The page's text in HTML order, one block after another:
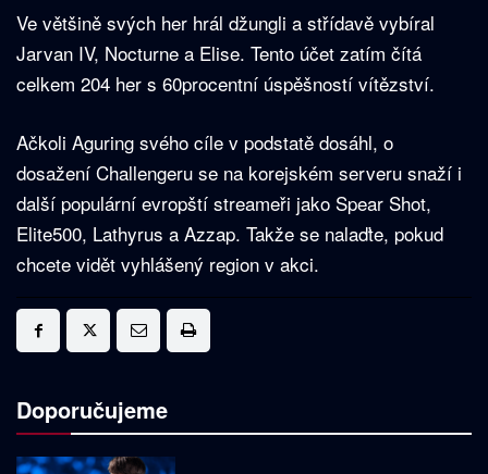
Ve většině svých her hrál džungli a střídavě vybíral
Jarvan IV, Nocturne a Elise. Tento účet zatím čítá
celkem 204 her s 60procentní úspěšností vítězství.
Ačkoli Aguring svého cíle v podstatě dosáhl, o
dosažení Challengeru se na korejském serveru snaží i
další populární evropští streameři jako Spear Shot,
Elite500, Lathyrus a Azzap. Takže se nalaďte, pokud
chcete vidět vyhlášený region v akci.
Doporučujeme